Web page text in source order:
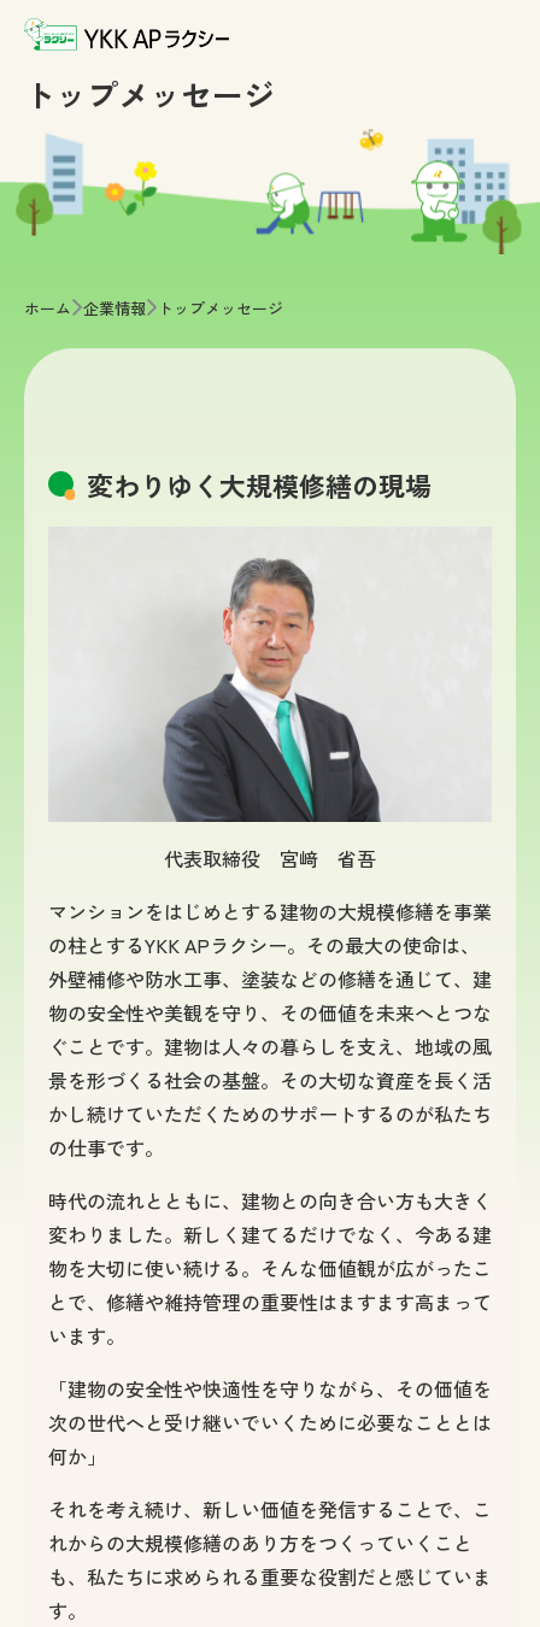
トップメッセージ
ホーム >
企業情報 >
トップメッセージ
変わりゆく大規模修繕の現場
代表取締役 宮﨑 省吾
マンションをはじめとする建物の大規模修繕を事業
の柱とするYKK APラクシー。その最大の使命は、
外壁補修や防水工事、塗装などの修繕を通じて、建
物の安全性や美観を守り、その価値を未来へとつな
ぐことです。建物は人々の暮らしを支え、地域の風
景を形づくる社会の基盤。その大切な資産を長く活
かし続けていただくためのサポートするのが私たち
の仕事です。
時代の流れとともに、建物との向き合い方も大きく
変わりました。新しく建てるだけでなく、今ある建
物を大切に使い続ける。そんな価値観が広がったこ
とで、修繕や維持管理の重要性はますます高まって
います。
「建物の安全性や快適性を守りながら、その価値を
次の世代へと受け継いでいくために必要なこととは
何か」
それを考え続け、新しい価値を発信することで、こ
れからの大規模修繕のあり方をつくっていくこと
も、私たちに求められる重要な役割だと感じていま
す。